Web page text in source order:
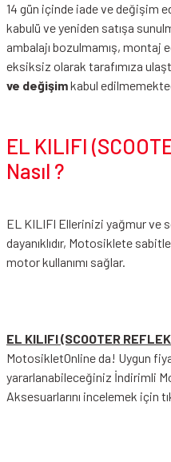
14 gün içinde iade ve değişim
kabulü ve yeniden satışa
ambalajı bozulmamış, montaj
eksiksiz olarak tarafımıza
ve değişimkabul
EL KILIFI
Nasıl ?
EL KILIFI Ellerinizi yağmur ve
dayanıklıdır, Motosiklete
motor kullanımı sağlar.
EL KILIFI (SCOOTER
MotosikletOnline da! Uygun
yararlanabileceğiniz İndirimli
Aksesuarlarını incelemek için